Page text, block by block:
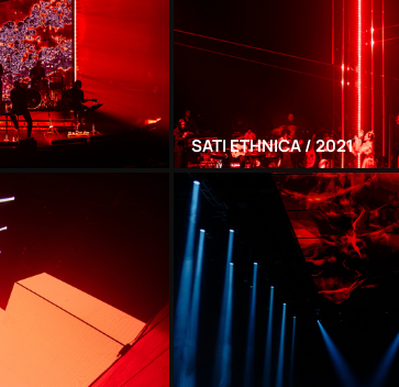
SATI ETHNICA / 2021